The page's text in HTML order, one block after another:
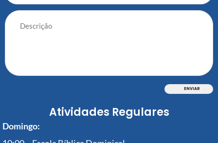
Atividades Regulares
Domingo: